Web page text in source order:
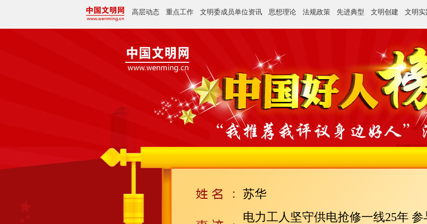
高层动态 重点工作 文明委成员单位资讯 思想理论 法规政策 先进典型 文明创建 文明实
苏华
电力工人坚守供电抢修一线25年 参